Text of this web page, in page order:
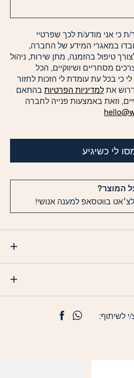
כי אני מודע/ת לכך שפרטיי
במאגרי המידע של החברה,
טיפול בהזמנה, מתן שירות, ניהול
מסחריים ושיווקיים, הכל
לי כי בכל עת עומדת לי הזכות לחזור
אתלמדיניות הפרטיותבהתאם
וזאת באמצעות פנייה לחברה
לי כשיגיע
המוצר?
לצ׳אט בווטסאפ למענה אנושי!
לשיתוף: